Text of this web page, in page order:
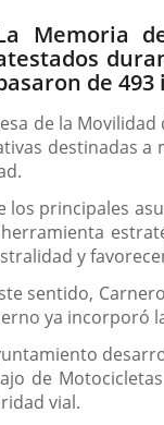
Memoria
de 493
de la
destinadas a
los principales
y
sentido,
ya incorporó
de
vial.